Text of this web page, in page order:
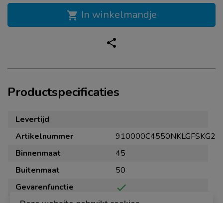
Productspecificaties
Levertijd
Artikelnummer
910000C4550NKLGFSKG2
Binnenmaat
45
Buitenmaat
50
Gevarenfunctie
check
shopping_cart In winkelmandje
share